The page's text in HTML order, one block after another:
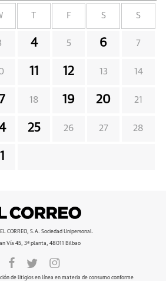
F S S
4 5 6 7
11 12 13 14
18 19 20 21
25 26 27 28
CORREO, S.A. Sociedad Unipersonal.
Vía 45, 3ª planta, 48011 Bilbao
de litigios en línea en materia de consumo conforme